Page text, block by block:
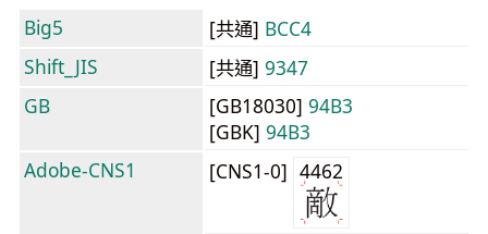
Big5 [共通] BCC4
Shift_JIS
[共通] 9347
GB
[GB18030] 94B3
[GBK] 94B3
Adobe-CNS1
[CNS1-0] 4462